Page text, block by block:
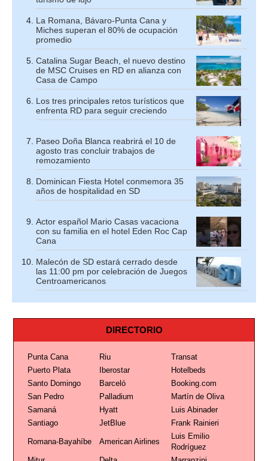
La Romana, Bávaro-Punta Cana y
Miches superan el 80% de ocupación
promedio
Catalina Sugar Beach, el nuevo destino
de MSC Cruises en RD en alianza con
Casa de Campo
Los tres principales retos turísticos que
enfrenta RD para seguir creciendo
Paseo Doña Blanca reabrirá el 10 de
agosto tras concluir trabajos de
remozamiento
Dominican Fiesta Hotel conmemora 35
años de hospitalidad en SD
Actor español Mario Casas vacaciona
con su familia en el hotel Eden Roc Cap
Cana
Malecón de SD estará cerrado desde
las 11:00 pm por celebración de Juegos
Centroamericanos
DIRECTORIO
Punta Cana Riu
Transat
Puerto Plata
Iberostar
Hotelbeds
Santo Domingo
Barceló
Booking.com
San Pedro
Palladium
Martín de Oliva
Samaná
Hyatt
Luis Abinader
Santiago
JetBlue Frank Rainieri
Romana-Bayahíbe American Airlines
Luis Emilio
Rodríguez